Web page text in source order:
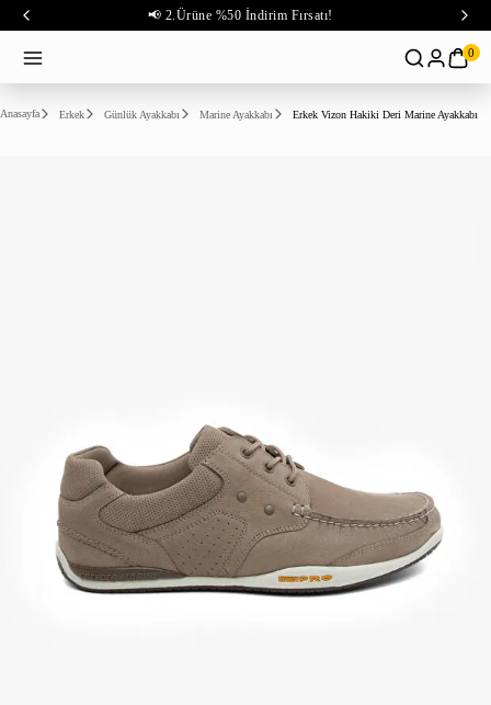
📢 2.Ürüne %50 İndirim Fırsatı!
0
Anasayfa Erkek Günlük Ayakkabı Marine Ayakkabı Erkek Vizon Hakiki Deri Marine Ayakkabı